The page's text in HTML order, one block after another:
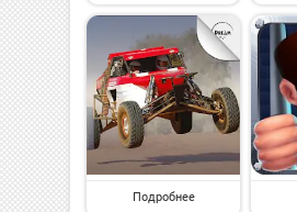
Подробнее